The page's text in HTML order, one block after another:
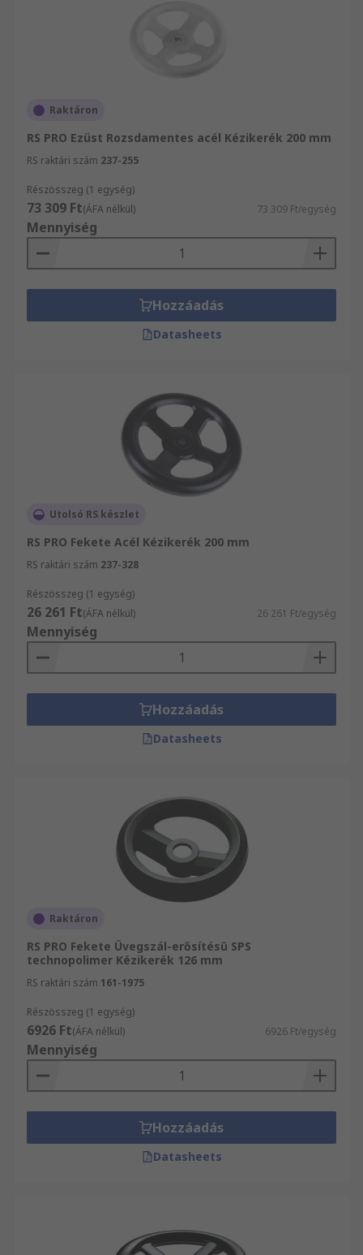
Raktáron
RS PRO Ezüst Rozsdamentes acél Kézikerék 200 mm
RS raktári szám 237-255
Részösszeg (1 egység)
73 309 Ft(ÁFA nélkül) 73 309 Ft/egység
Mennyiség
Hozzáadás
Datasheets
Utolsó RS készlet
RS PRO Fekete Acél Kézikerék 200 mm
RS raktári szám 237-328
Részösszeg (1 egység)
26 261 Ft(ÁFA nélkül) 26 261 Ft/egység
Mennyiség
Hozzáadás
Datasheets
Raktáron
RS PRO Fekete Üvegszál-erősítésű SPS
technopolimer Kézikerék 126 mm
RS raktári szám 161-1975
Részösszeg (1 egység)
6926 Ft(ÁFA nélkül) 6926 Ft/egység
Mennyiség
Hozzáadás
Datasheets